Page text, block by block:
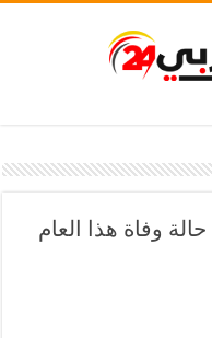
أكثر من 3 آلاف حالة وفاة هذا العام